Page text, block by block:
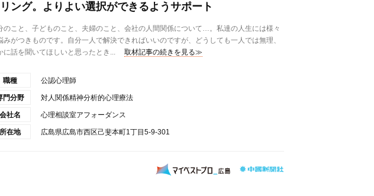
ング。よりよい選択ができるようサポート
のこと、子どものこと、夫婦のこと、会社の人間関係について…。私達の人生には様々
みがつきものです。自分一人で解決できればいいのですが、どうしても一人では無理、
に話を聞いてほしいと思ったとき...
取材記事の続きを見る≫
職種 公認心理師
門分野 対人関係精神分析的心理療法
会社名 心理相談室アフォーダンス
所在地 広島県広島市西区己斐本町1丁目5-9-301